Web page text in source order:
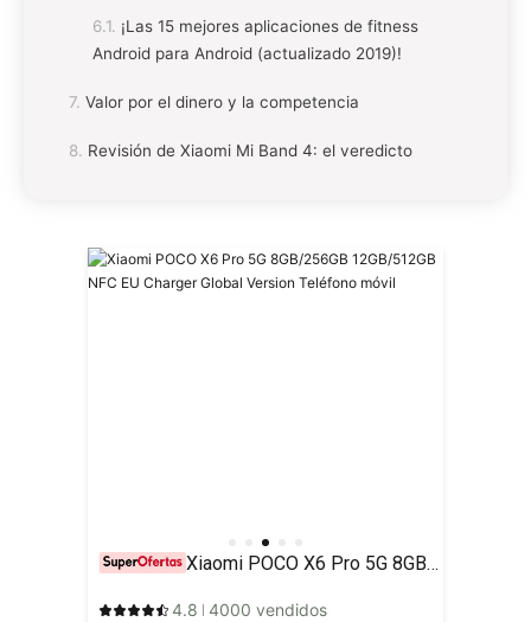
¡Las 15 mejores aplicaciones de fitness
Android para Android (actualizado 2019)!
Valor por el dinero y la competencia
Revisión de Xiaomi Mi Band 4: el veredicto
Xiaomi POCO X6 Pro 5G 8GB/256GB 12GB/512GB NFC EU Charger Global Version Teléfono móvil
4.8 4000 vendidos